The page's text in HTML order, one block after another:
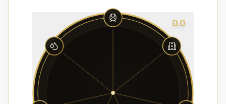
0.0